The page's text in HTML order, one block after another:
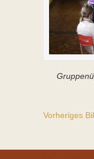
Vorheriges